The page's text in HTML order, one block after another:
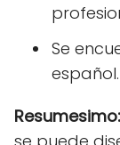
Se
español.
Resumesimo: